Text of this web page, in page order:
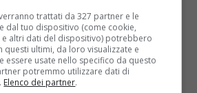
di Omega 3, la cucina
negli ultimi anni un
trattati da 327 partner e le
dal tuo dispositivo (come cookie,
altri dati del dispositivo) potrebbero
questi ultimi, da loro visualizzate e
essere usate nello specifico da questo
potremmo utilizzare dati di
Elenco dei partner.